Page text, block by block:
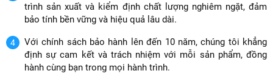
trình sản xuất và kiểm định chất lượng nghiêm ngặt, đảm
bảo tính bền vững và hiệu quả lâu dài.
Với chính sách bảo hành lên đến 10 năm, chúng tôi khẳng
định sự cam kết và trách nhiệm với mỗi sản phẩm, đồng
hành cùng bạn trong mọi hành trình.